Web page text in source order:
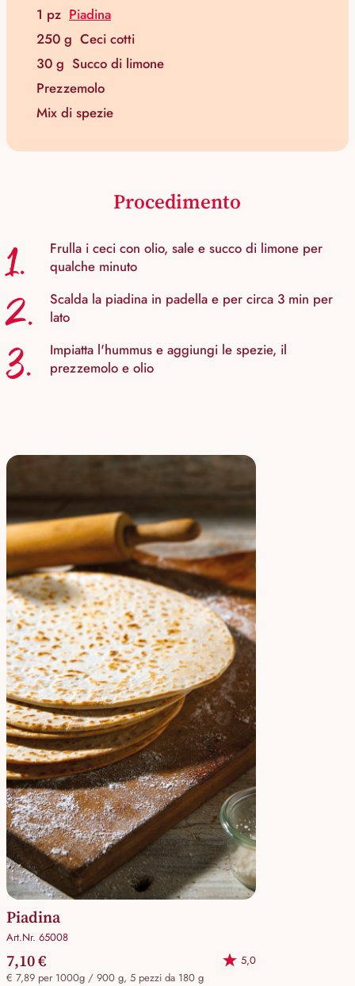
1 pz Piadina
250 g Ceci cotti
30 g Succo di limone
Prezzemolo
Mix di spezie
Procedimento
1.
Frulla i ceci con olio, sale e succo di limone per
qualche minuto
2.
Scalda la piadina in padella e per circa 3 min per
lato
3.
Impiatta l'hummus e aggiungi le spezie, il
prezzemolo e olio
Piadina
Art.Nr. 65008
7,10 €
5,0
€ 7,89 per 1000g / 900 g, 5 pezzi da 180 g